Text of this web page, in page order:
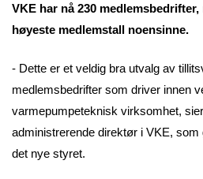
VKE har nå 230
høyeste medlemstall noensinne.
- Dette er et veldig bra utvalg av
medlemsbedrifter som driver innen
varmepumpeteknisk virksomhet,
administrerende direktør i VKE, som
det nye styret.